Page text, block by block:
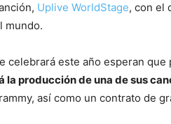
Uplive WorldStage, con el
mundo.
celebrará este año esperan
la producción de una de sus
así como un contrato de